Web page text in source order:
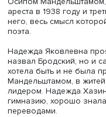
исследования», —
литературы имени
исследователи
Мандельштама. За
публичное поле
сочинений
происходит третья